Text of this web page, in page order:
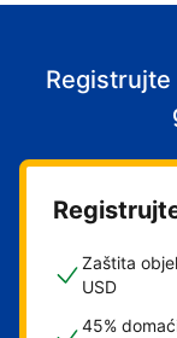
Zaštita
USD
45%